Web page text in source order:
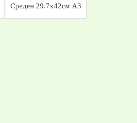
5Среден 29.7x42см А3